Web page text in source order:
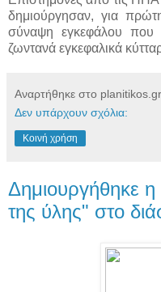
δημιούργησαν, για
σύναψη εγκεφάλου που
ζωντανά εγκεφαλικά
Αναρτήθηκε στο planitikos.gr
Δεν υπάρχουν σχόλια:
Κοινή χρήση
Δημιουργήθηκε
της ύλης" στο